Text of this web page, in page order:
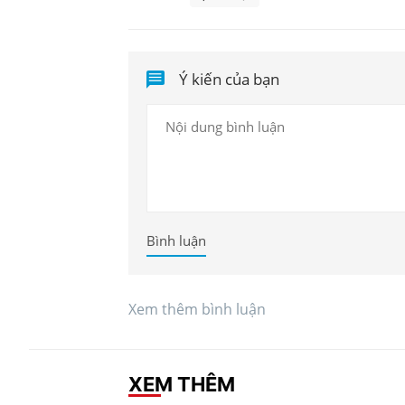
Ý kiến của bạn
Bình luận
Xem thêm bình luận
XEM THÊM